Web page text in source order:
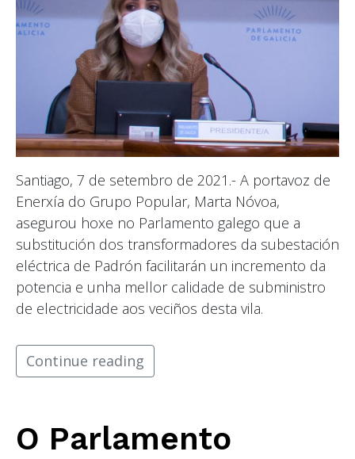
Santiago, 7 de setembro de 2021.- A portavoz de
Enerxía do Grupo Popular, Marta Nóvoa,
asegurou hoxe no Parlamento galego que a
substitución dos transformadores da subestación
eléctrica de Padrón facilitarán un incremento da
potencia e unha mellor calidade de subministro
de electricidade aos veciños desta vila.
Continue reading
O Parlamento